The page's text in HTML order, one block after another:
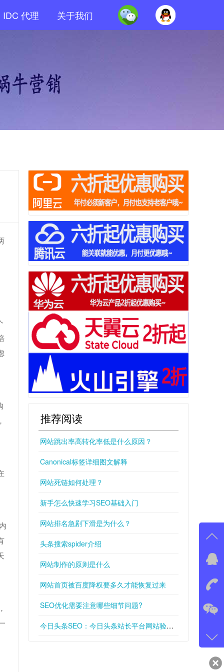
IDC 代理 关于我们
推荐阅读
网站跳出率高转化率低是什么原因？
Canonical标签详细图文解释
网站死链如何处理？
新手怎么快速学习SEO基础入门
网站排名急剧下滑是为什么？
头条搜索spider介绍
网站制作的原则是什么
网站首页被百度降权要多久才能恢复过来
SEO优化需要注意哪些细节问题?
今日头条SEO：今日头条站长平台网站验证说明
在线
我
微信
qq